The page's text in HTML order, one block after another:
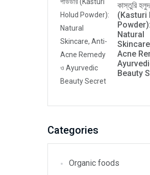
কাস্তুরি
(Kasturi
Powder):
Natural
Acne
Beauty
Categories
Organic foods